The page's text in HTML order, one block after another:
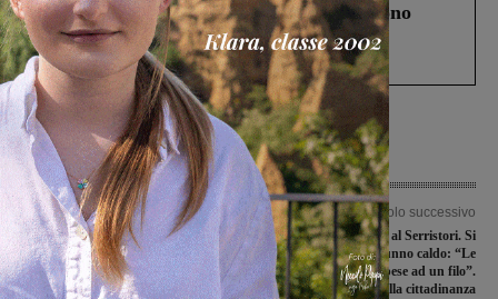
Un anno fa la strage in A1 in cui morirono
Gianni, Giulia e Franco. Lo schianto, il
processo, lo stop ai sorpassi fra tir....
Articolo precedente
L’associazione europea operatori di
polizia premia Valdarnopost per
l’impegno in fatto di ambiente
Articolo successivo
Assemblea dei Cobas al Serristori. Si
preannuncia un autunno caldo: “Le
sorti del presidio appese ad un filo”.
Appello alla cittadinanza